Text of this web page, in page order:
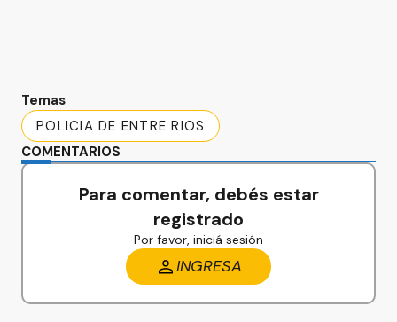
Temas
POLICIA DE ENTRE RIOS
COMENTARIOS
Para comentar, debés estar
registrado
Por favor, iniciá sesión
INGRESA